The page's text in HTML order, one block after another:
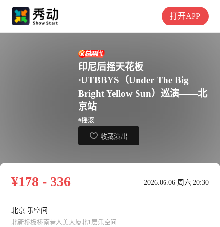
打开APP
印尼后摇天花板
·UTBBYS（Under The Big
Bright Yellow Sun）巡演——北
京站
#摇滚
收藏演出
¥178 - 336 2026.06.06 周六 20:30
北京 乐空间
北新桥板桥南巷人美大厦北1层乐空间